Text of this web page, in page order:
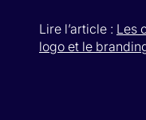
Lire l’article : Les
logo et le